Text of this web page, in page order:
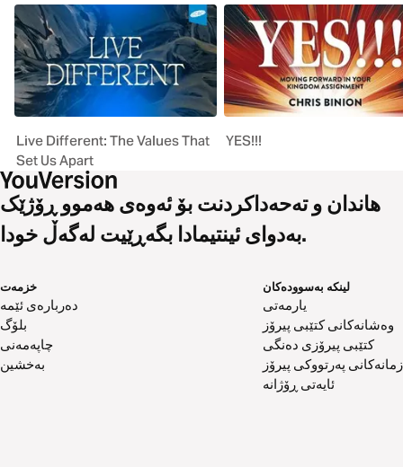
Live Different: The Values That
Set Us Apart
YES!!!
هاندان و تەحەداکردنت بۆ ئەوەی هەموو ڕۆژێک
بەدوای ئینتیمادا بگەڕێیت لەگەڵ خودا.
خزمەت
دەربارەی ئێمە
بلۆگ
چاپەمەنی
بەخشین
لینکە بەسوودەکان
یارمەتی
وەشانەکانی کتێبی پیرۆز
کتێبی پیرۆزی دەنگی
زمانەکانی پەرتووکی پیرۆز
ئایەتی ڕۆژانە